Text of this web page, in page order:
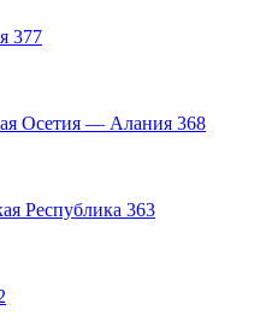
377
Осетия — Алания 368
Республика 363